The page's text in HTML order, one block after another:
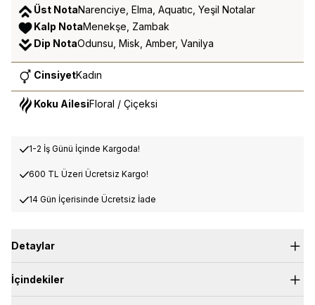
Üst NotaNarenciye, Elma, Aquatıc, Yeşil Notalar
Kalp NotaMenekşe, Zambak
Dip NotaOdunsu, Misk, Amber, Vanilya
CinsiyetKadın
Koku AilesiFloral / Çiçeksi
1-2 İş Günü İçinde Kargoda!
600 TL Üzeri Ücretsiz Kargo!
14 Gün İçerisinde Ücretsiz İade
Detaylar
Kalp Nota:
Dip Nota:Odunsu, Misk, Amber Vanilya
İçindekiler